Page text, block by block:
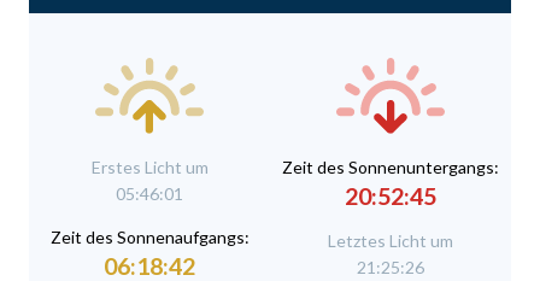
Erstes Licht um
05:46:01
Zeit des Sonnenaufgangs:
06:18:42
Zeit des Sonnenuntergangs:
20:52:45
Letztes Licht um
21:25:26